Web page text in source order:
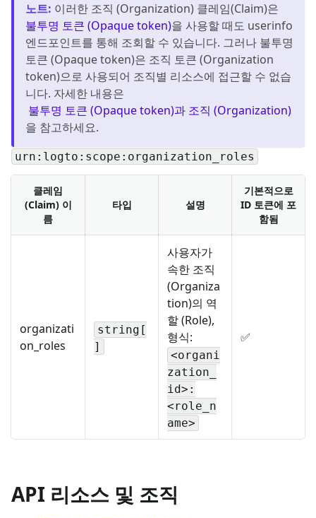
노트: 이러한 조직 (Organization) 클레임(Claim)은
불투명 토큰 (Opaque token)을 사용할 때도 userinfo
엔드포인트를 통해 조회할 수 있습니다. 그러나 불투명
토큰 (Opaque token)은 조직 토큰 (Organization
token)으로 사용되어 조직별 리소스에 접근할 수 없습
니다. 자세한 내용은
불투명 토큰 (Opaque token)과 조직 (Organization)
을 참고하세요.
urn:logto:scope:organization_roles
클레임
(Claim) 이
름
타입 설명
기본적으로
ID 토큰에 포
함됨
organizati
on_roles
string[
]
사용자가
속한 조직
(Organiza
tion)의 역
할 (Role),
형식:
<organi
zation_
id>:
<role_n
ame>
✅
API 리소스 및 조직